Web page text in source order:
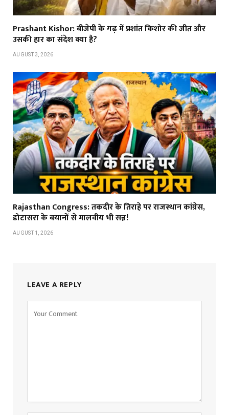
Prashant Kishor: बीजेपी के गढ़ में प्रशांत किशोर की जीत और
उसकी हार का संदेश क्या है?
AUGUST 3, 2026
Rajasthan Congress: तकदीर के तिराहे पर राजस्थान कांग्रेस,
डोटासरा के बयानों से मालवीय भी सन्न!
AUGUST 1, 2026
LEAVE A REPLY